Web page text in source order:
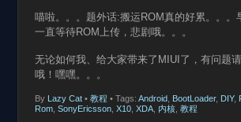
喵啦。。。题外话:搬运ROM真的好累。。。
一直等待ROM上传，悲剧哦。。。
无论如何我、给大家带来了MIUI了，有问题
哦！嘿嘿。。。
By Lazy Cat• 教程 • Tags: Android, BootLoader, DIY,
Rom, SonyEricsson, X10, XDA, 内核, 教程